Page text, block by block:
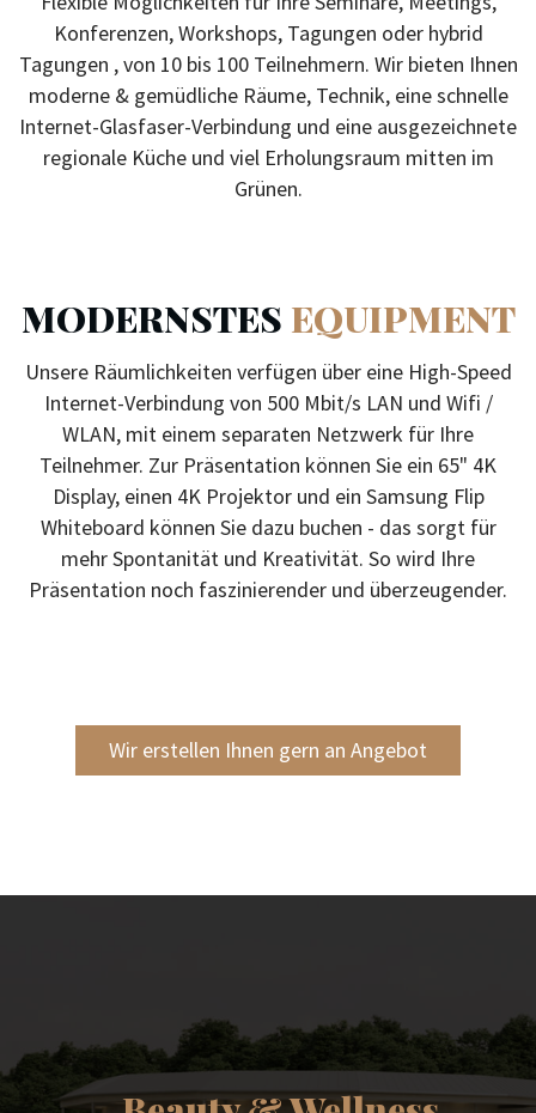
Konferenzen, Workshops, Tagungen oder hybrid
Tagungen , von 10 bis 100 Teilnehmern. Wir bieten Ihnen
moderne & gemüdliche Räume, Technik, eine schnelle
Internet-Glasfaser-Verbindung und eine ausgezeichnete
regionale Küche und viel Erholungsraum mitten im
Grünen.
MODERNSTES EQUIPMENT
Unsere Räumlichkeiten verfügen über eine High-Speed
Internet-Verbindung von 500 Mbit/s LAN und Wifi /
WLAN, mit einem separaten Netzwerk für Ihre
Teilnehmer. Zur Präsentation können Sie ein 65" 4K
Display, einen 4K Projektor und ein Samsung Flip
Whiteboard können Sie dazu buchen - das sorgt für
mehr Spontanität und Kreativität. So wird Ihre
Präsentation noch faszinierender und überzeugender.
Wir erstellen Ihnen gern an Angebot